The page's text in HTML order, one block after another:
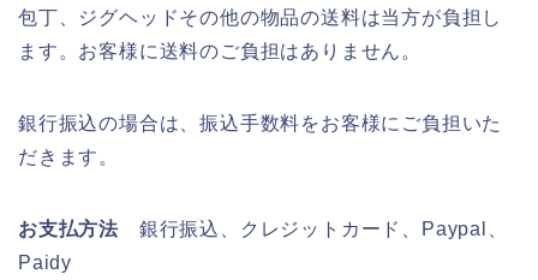
包丁、ジグヘッドその他の物品の送料は当方が負担し
ます。お客様に送料のご負担はありません。
銀行振込の場合は、振込手数料をお客様にご負担いた
だきます。
お支払方法 銀行振込、クレジットカード、Paypal、
Paidy